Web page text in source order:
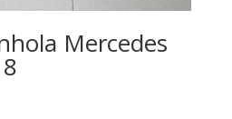
Mercedes